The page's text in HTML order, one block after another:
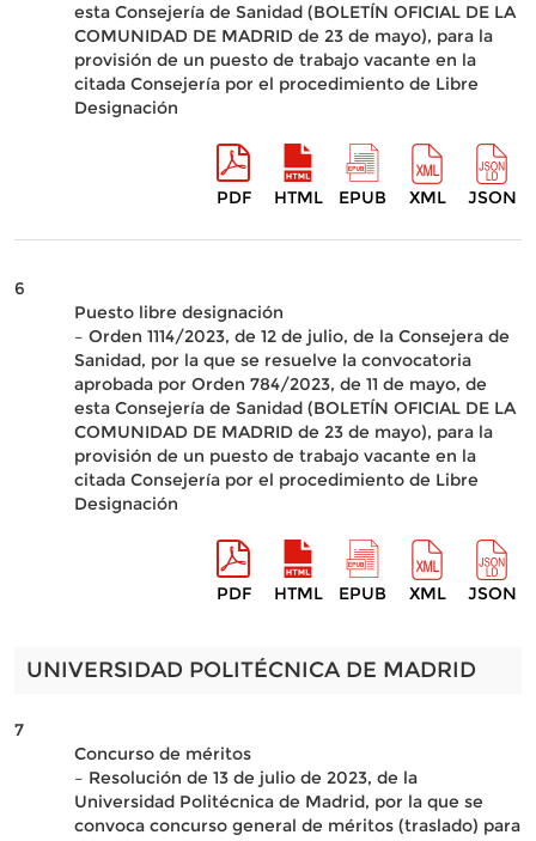
esta Consejería de Sanidad (BOLETÍN OFICIAL DE LA
COMUNIDAD DE MADRID de 23 de mayo), para la
provisión de un puesto de trabajo vacante en la
citada Consejería por el procedimiento de Libre
Designación
PDF HTML EPUB XML JSON
6
Puesto libre designación
– Orden 1114/2023, de 12 de julio, de la Consejera de
Sanidad, por la que se resuelve la convocatoria
aprobada por Orden 784/2023, de 11 de mayo, de
esta Consejería de Sanidad (BOLETÍN OFICIAL DE LA
COMUNIDAD DE MADRID de 23 de mayo), para la
provisión de un puesto de trabajo vacante en la
citada Consejería por el procedimiento de Libre
Designación
PDF HTML EPUB XML JSON
UNIVERSIDAD POLITÉCNICA DE MADRID
7
Concurso de méritos
– Resolución de 13 de julio de 2023, de la
Universidad Politécnica de Madrid, por la que se
convoca concurso general de méritos (traslado) para